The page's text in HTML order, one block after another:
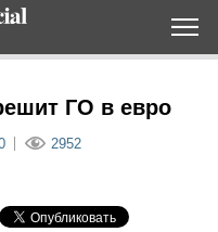
ГО в евро
2952